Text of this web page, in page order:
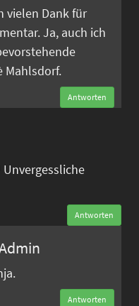
vielen Dank für
Ja, auch ich
Mahlsdorf.
Antworten
Antworten
Antworten